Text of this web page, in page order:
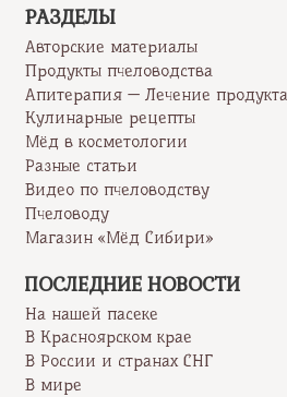
РАЗДЕЛЫ
Авторские материалы
Продукты пчеловодства
Апитерапия — Лечение
Кулинарные рецепты
Мёд в косметологии
Разные статьи
Видео по пчеловодству
Пчеловоду
Магазин «Мёд Сибири»
ПОСЛЕДНИЕ НОВОСТИ
На нашей пасеке
В Красноярском крае
В России и странах СНГ
В мире